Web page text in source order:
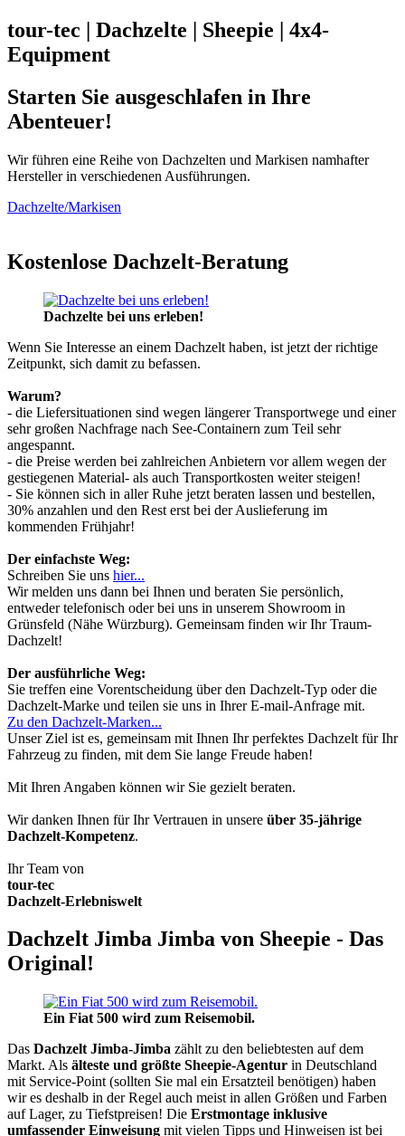
tour-tec | Dachzelte | Sheepie | 4x4-
Equipment
Starten Sie ausgeschlafen in Ihre
Abenteuer!
Wir führen eine Reihe von Dachzelten und Markisen namhafter
Hersteller in verschiedenen Ausführungen.
Dachzelte/Markisen
Kostenlose Dachzelt-Beratung
Dachzelte bei uns erleben!
Wenn Sie Interesse an einem Dachzelt haben, ist jetzt der richtige
Zeitpunkt, sich damit zu befassen.
Warum?
- die Liefersituationen sind wegen längerer Transportwege und einer
sehr großen Nachfrage nach See-Containern zum Teil sehr
angespannt.
- die Preise werden bei zahlreichen Anbietern vor allem wegen der
gestiegenen Material- als auch Transportkosten weiter steigen!
- Sie können sich in aller Ruhe jetzt beraten lassen und bestellen,
30% anzahlen und den Rest erst bei der Auslieferung im
kommenden Frühjahr!
Der einfachste Weg:
Schreiben Sie uns hier...
Wir melden uns dann bei Ihnen und beraten Sie persönlich,
entweder telefonisch oder bei uns in unserem Showroom in
Grünsfeld (Nähe Würzburg). Gemeinsam finden wir Ihr Traum-
Dachzelt!
Der ausführliche Weg:
Sie treffen eine Vorentscheidung über den Dachzelt-Typ oder die
Dachzelt-Marke und teilen sie uns in Ihrer E-mail-Anfrage mit.
Zu den Dachzelt-Marken...
Unser Ziel ist es, gemeinsam mit Ihnen Ihr perfektes Dachzelt für Ihr
Fahrzeug zu finden, mit dem Sie lange Freude haben!
Mit Ihren Angaben können wir Sie gezielt beraten.
Wir danken Ihnen für Ihr Vertrauen in unsere über 35-jährige
Dachzelt-Kompetenz.
Ihr Team von
tour-tec
Dachzelt-Erlebniswelt
Dachzelt Jimba Jimba von Sheepie - Das
Original!
Ein Fiat 500 wird zum Reisemobil.
Das Dachzelt Jimba-Jimba zählt zu den beliebtesten auf dem
Markt. Als älteste und größte Sheepie-Agentur in Deutschland
mit Service-Point (sollten Sie mal ein Ersatzteil benötigen) haben
wir es deshalb in der Regel auch meist in allen Größen und Farben
auf Lager, zu Tiefstpreisen! Die Erstmontage inklusive
umfassender Einweisung mit vielen Tipps und Hinweisen ist bei